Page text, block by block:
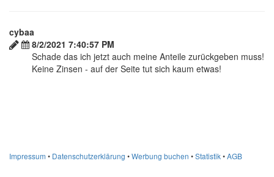
cybaa
8/2/2021 7:40:57 PM
Schade das ich jetzt auch meine Anteile zurückgeben muss!
Keine Zinsen - auf der Seite tut sich kaum etwas!
Impressum • Datenschutzerklärung •Werbung buchen •Statistik•AGB